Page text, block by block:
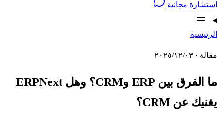
استشارة مجانية
الرئيسية
مقالة · ٠٣‏/١٢‏/٢٠٢٥
ما الفرق بين ERP وCRM؟ وهل ERPNext
يغنيك عن CRM؟